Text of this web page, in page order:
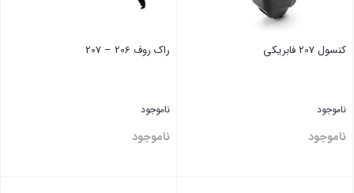
کنسول 207 فابریکی
ناموجود
ناموجود
راک روف 206 – 207
ناموجود
ناموجود